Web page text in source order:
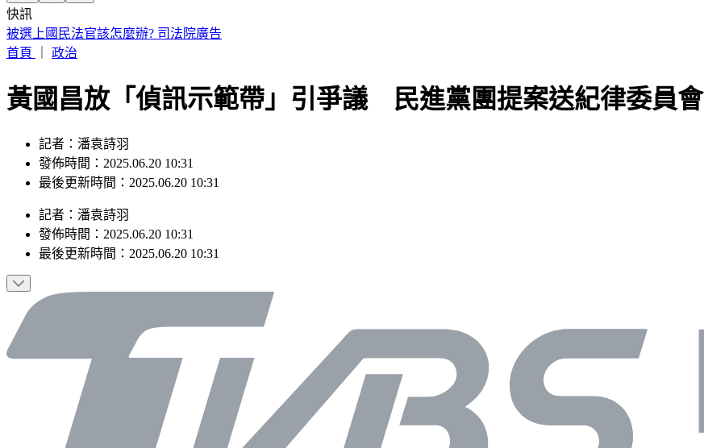
快訊
被選上國民法官該怎麼辦? 司法院廣告
首頁
政治
黃國昌放「偵訊示範帶」引爭議 民進黨團提案送紀律委員會
記者：潘袁詩羽
發佈時間：2025.06.20 10:31
最後更新時間：2025.06.20 10:31
記者 ： 潘袁詩羽
發佈時間： 2025.06.20 10:31
最後更新時間： 2025.06.20 10:31